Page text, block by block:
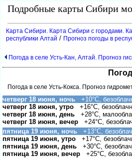
Подробные карты Сибири
Карта Сибири. Карта Сибири с городами.
республики Алтай / Прогноз погоды в
Погода в селе Усть-Кан, Алтай. Прогноз
Погода в селе Усть-Кокса. Прогноз
четверг 18 июня, ночь +10°C,
четверг 18 июня, утро +16°C,
четверг 18 июня, день +28°C,
четверг 18 июня, вечер +24°C,
пятница 19 июня, ночь +13°C,
пятница 19 июня, утро +17°C,
пятница 19 июня, день +30°C,
пятница 19 июня, вечер +25°C,